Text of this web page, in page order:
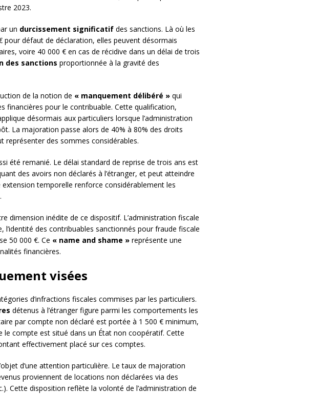
2023.
un durcissement significatif des sanctions. Là où les
défaut de déclaration, elles peuvent désormais
voire 40 000 € en cas de récidive dans un délai de trois
des sanctions proportionnée à la gravité des
de la notion de « manquement délibéré » qui
financières pour le contribuable. Cette qualification,
désormais aux particuliers lorsque l’administration
La majoration passe alors de 40% à 80% des droits
représenter des sommes considérables.
été remanié. Le délai standard de reprise de trois ans est
des avoirs non déclarés à l’étranger, et peut atteindre
temporelle renforce considérablement les
dimension inédite de ce dispositif. L’administration fiscale
des contribuables sanctionnés pour fraude fiscale
50 000 €. Ce « name and shame » représente une
financières.
visées
d’infractions fiscales commises par les particuliers.
détenus à l’étranger figure parmi les comportements les
par compte non déclaré est portée à 1 500 € minimum,
compte est situé dans un État non coopératif. Cette
effectivement placé sur ces comptes.
d’une attention particulière. Le taux de majoration
proviennent de locations non déclarées via des
Cette disposition reflète la volonté de l’administration de